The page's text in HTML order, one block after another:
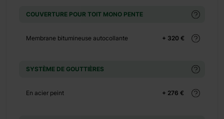
COUVERTURE POUR TOIT MONO PENTE
+ 320 €
Membrane bitumineuse autocollante
SYSTÈME DE GOUTTIÈRES
+ 276 €
En acier peint
+ 0 €
+ 0 €